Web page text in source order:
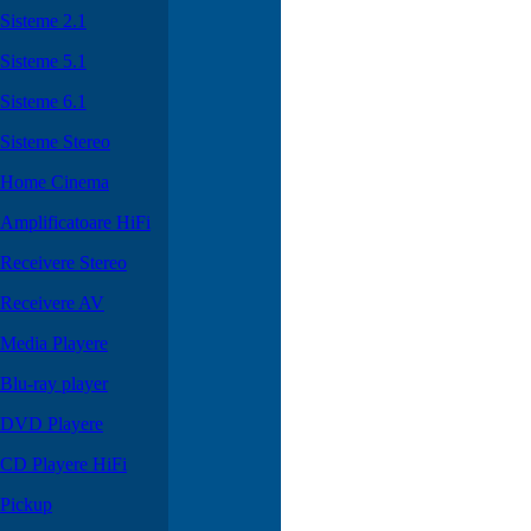
Sisteme 2.1
Sisteme 5.1
Sisteme 6.1
Sisteme Stereo
Home Cinema
Amplificatoare HiFi
Receivere Stereo
Receivere AV
Media Playere
Blu-ray player
DVD Playere
CD Playere HiFi
Pickup